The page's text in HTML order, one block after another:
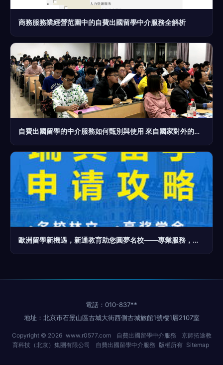
商務服務業經營范圍中的自費出國留學中介服務全解析
自費出國留學的中介服務如何甄別與使用 來自國家對外的監管渠道指導
歐洲留學新機遇，新通教育助您圓夢名校——專業服務，開啟留學殿堂之門
電話：010-837**
地址：北京市石景山區古城大街西側古城旅館1號樓1層2107室
Copyright © 2026 www.r0577.com 自費出國留學中介服務
京師拓途教
育科技（北京）集團有限公司
自費出國留學中介服務 版權所有 Sitemap